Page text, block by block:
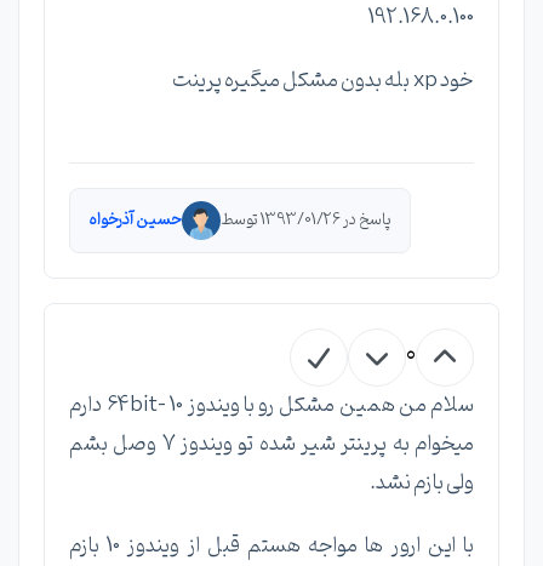
192.168.0.100
خود xp بله بدون مشکل میگیره پرینت
پاسخ در 1393/01/26 توسط حسین آذرخواه
0
سلام من همین مشکل رو با ویندوز 10 -64bit دارم
میخوام به پرینتر شیر شده تو ویندوز 7 وصل بشم
ولی بازم نشد.
با این ارور ها مواجه هستم قبل از ویندوز 10 بازم